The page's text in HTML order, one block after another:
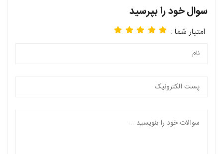
سوال خود را بپرسید
امتیار شما :